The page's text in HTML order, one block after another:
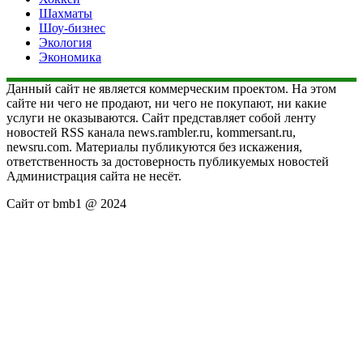
Шахматы
Шоу-бизнес
Экология
Экономика
Данный сайт не является коммерческим проектом. На этом
сайте ни чего не продают, ни чего не покупают, ни какие
услуги не оказываются. Сайт представляет собой ленту
новостей RSS канала news.rambler.ru, kommersant.ru,
newsru.com. Материалы публикуются без искажения,
ответственность за достоверность публикуемых новостей
Администрация сайта не несёт.
Сайт от bmb1 @ 2024